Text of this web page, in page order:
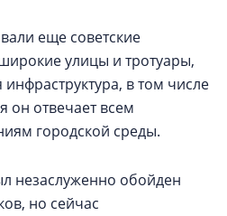
еще советские
улицы и тротуары,
в том числе
он отвечает всем
городской среды.
незаслуженно обойден
но сейчас